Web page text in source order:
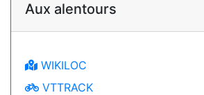
Aux alentours
WIKILOC
VTTRACK